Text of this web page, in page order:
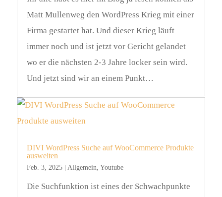
Matt Mullenweg den WordPress Krieg mit einer
Firma gestartet hat. Und dieser Krieg läuft
immer noch und ist jetzt vor Gericht gelandet
wo er die nächsten 2-3 Jahre locker sein wird.
Und jetzt sind wir an einem Punkt…
DIVI WordPress Suche auf WooCommerce Produkte
ausweiten
Feb. 3, 2025| Allgemein, Youtube
Die Suchfunktion ist eines der Schwachpunkte